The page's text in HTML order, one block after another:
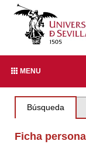
MENU
Búsqueda
Ficha